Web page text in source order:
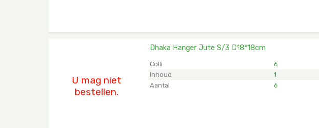
U mag niet
bestellen.
Dhaka Hanger Jute S/3 D18*18cm
Colli 6
Inhoud
1
Aantal
6
Dhaka Hanger Jute S/3 D18*18cm
U moet ingelogd zijn om te kunnen kopen. Klik hier om in te loggen.